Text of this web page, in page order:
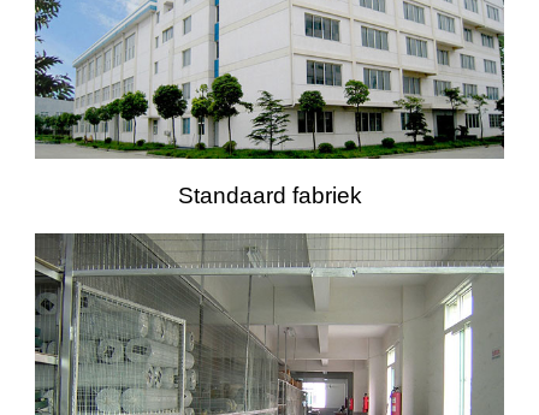
Standaard fabriek